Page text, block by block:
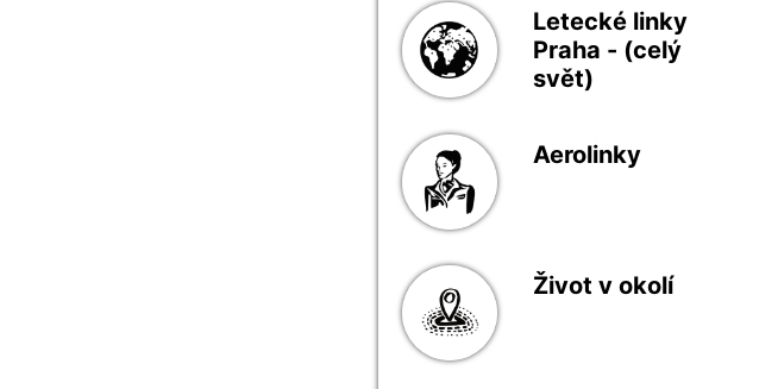
Letecké linky
Praha - (celý
svět)
Aerolinky
Život v okolí